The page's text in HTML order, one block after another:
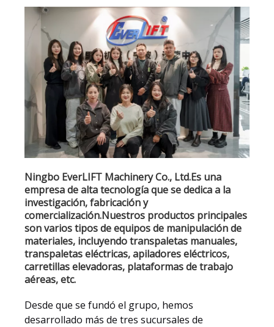
Ningbo EverLIFT Machinery Co., Ltd.Es una
empresa de alta tecnología que se dedica a la
investigación, fabricación y
comercialización.Nuestros productos principales
son varios tipos de equipos de manipulación de
materiales, incluyendo transpaletas manuales,
transpaletas eléctricas, apiladores eléctricos,
carretillas elevadoras, plataformas de trabajo
aéreas, etc.
Desde que se fundó el grupo, hemos
desarrollado más de tres sucursales de